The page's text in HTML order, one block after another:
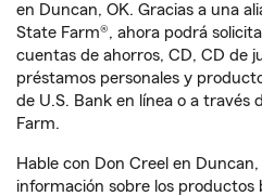
en Duncan, OK. Gracias a una
State Farm®, ahora podrá
cuentas de ahorros, CD, CD de
préstamos personales y
de U.S. Bank en línea o a través
Farm.
Hable con Don Creel en
información sobre los productos